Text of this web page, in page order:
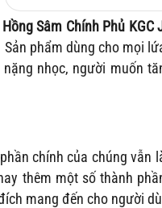
Hồng Sâm Chính Phủ
phẩm dùng cho mọi
nhọc, người muốn
chính của chúng vẫn
thêm một số thành
mang đến cho người